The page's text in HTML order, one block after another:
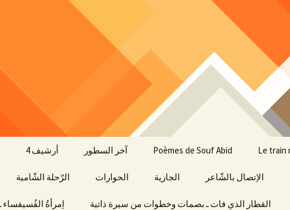
Le train
Poèmes de Souf Abid آخر السطور أرشيف 4
الاِتصال بالشّاعر الجازية الحوارات الرّحلة الشّامية
القطار الذي فات ـ بصمات وخطوات من سيرة ذاتية اِمرأةُ الفُسيفساء ـ